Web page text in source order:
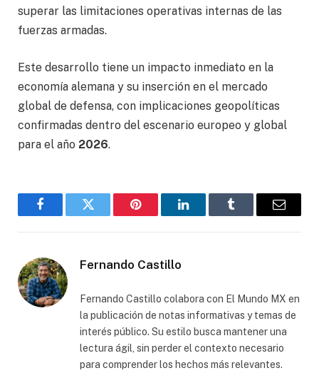
superar las limitaciones operativas internas de las
fuerzas armadas.
Este desarrollo tiene un impacto inmediato en la
economía alemana y su inserción en el mercado
global de defensa, con implicaciones geopolíticas
confirmadas dentro del escenario europeo y global
para el año 2026.
FacebookGorjeo Pinterest LinkedInTumblr
Correo
Fernando Castillo
Fernando Castillo colabora con El Mundo MX en
la publicación de notas informativas y temas de
interés público. Su estilo busca mantener una
lectura ágil, sin perder el contexto necesario
para comprender los hechos más relevantes.